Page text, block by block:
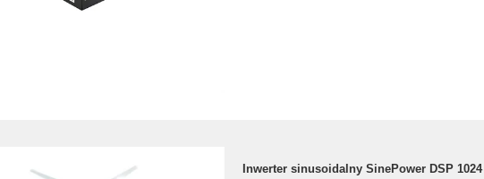
Inwerter sinusoidalny SinePower DSP 1024